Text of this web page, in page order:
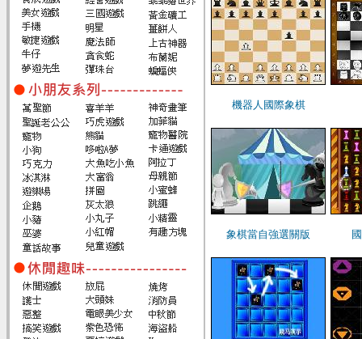
機器人國際象棋
象棋當自強選關版